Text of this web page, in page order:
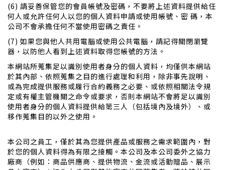
(6) 請妥善保管您的會員帳號及密碼，不要將上述資料提供給任
何人或允許任何人以您的個人資料申請或使用帳號、密 碼，本
公司不會承擔任何不當使用密碼之責任。
(7) 如果您與他人共用電腦或使用公共電腦，請記得關閉瀏覽
器，以防他人看到上述資料取得您帳號的方法。
本網站所蒐集足以識別使用者身分的個人資料，均僅供本網站
於其內部、依照蒐集之目的進行處理和利用，除非事先說明、
或為完成提供服務或履行合約義務之必要、或依照相關法令規
定或有權主管機關之命令或要求，否則本網站不會將足以識別
使用者身分的個人資料提供給第三人（包括境內及境外）、或
移作蒐集目的以外之使用。
本公司之員工，僅於其為您提供產品或服務之需求範圍內，對
於您的個人資料得為有限之接觸。本公司及本公司委外之協力
廠商（例如：商品供應商、提供物流、金流或活動贈品、展示